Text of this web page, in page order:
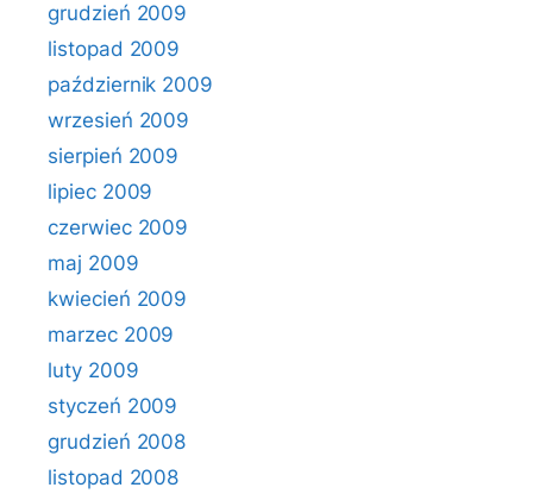
grudzień 2009
listopad 2009
październik 2009
wrzesień 2009
sierpień 2009
lipiec 2009
czerwiec 2009
maj 2009
kwiecień 2009
marzec 2009
luty 2009
styczeń 2009
grudzień 2008
listopad 2008